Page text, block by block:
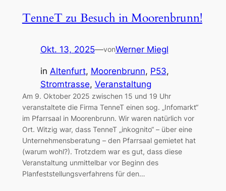
TenneT zu Besuch in Moorenbrunn!
Okt. 13, 2025—vonWerner Miegl
in Altenfurt, Moorenbrunn, P53
Stromtrasse, Veranstaltung
Am 9. Oktober 2025 zwischen 15 und 19 Uhr
veranstaltete die Firma TenneT einen sog. „Infomarkt“
im Pfarrsaal in Moorenbrunn. Wir waren natürlich vor
Ort. Witzig war, dass TenneT „inkognito“ – über eine
Unternehmensberatung – den Pfarrsaal gemietet hat
(warum wohl?). Trotzdem war es gut, dass diese
Veranstaltung unmittelbar vor Beginn des
Planfeststellungsverfahrens für den…